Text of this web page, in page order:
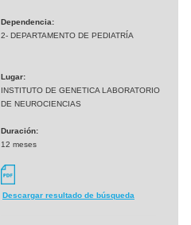
Dependencia:
2- DEPARTAMENTO DE PEDIATRÍA
Lugar:
INSTITUTO DE GENETICA LABORATORIO
DE NEUROCIENCIAS
Duración:
12 meses
Descargar resultado de búsqueda